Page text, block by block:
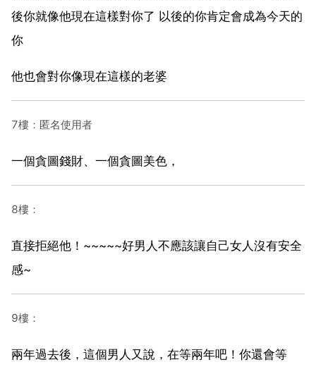
後你就像他現在這樣對你了 以後的你肯定會成為今天的
你
他也會對你像現在這樣的老婆
7樓：匿名使用者
一個貪圖錢財、一個貪圖美色，
8樓：
直接拒絕他！~~~~~好男人不應該讓自己女人沒有安全
感~
9樓：
兩年過去後，這個男人又說，在等兩年吧！你還會等